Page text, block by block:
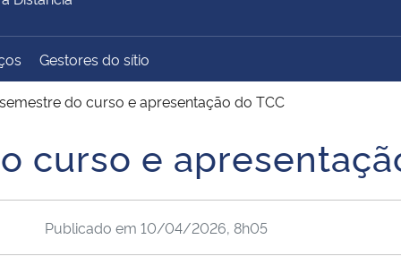
Ministério do
Desenvolvimento Regional
União
Advocacia-Geral da União Banco Central do Brasil
Gestores do sítio
do curso e apresentação do TCC
curso e
Publicado em 10/04/2026, 8h05